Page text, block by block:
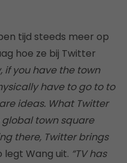
tijd steeds meer op
hoe ze bij Twitter
if you have the town
have to go to to
ideas. What Twitter
global town square
there, Twitter brings
legt Wang uit. “TV has